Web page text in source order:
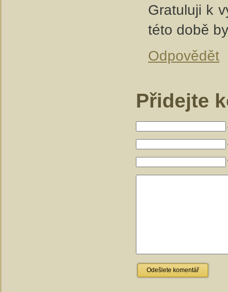
Gratuluji k
této době
Odpovědět
Přidejte